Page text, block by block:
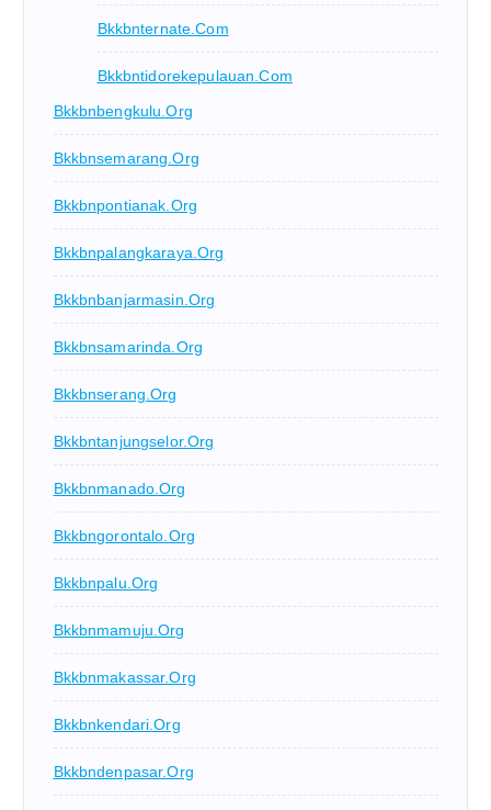
Bkkbnternate.com
Bkkbntidorekepulauan.com
Bkkbnbengkulu.org
Bkkbnsemarang.org
Bkkbnpontianak.org
Bkkbnpalangkaraya.org
Bkkbnbanjarmasin.org
Bkkbnsamarinda.org
Bkkbnserang.org
Bkkbntanjungselor.org
Bkkbnmanado.org
Bkkbngorontalo.org
Bkkbnpalu.org
Bkkbnmamuju.org
Bkkbnmakassar.org
Bkkbnkendari.org
Bkkbndenpasar.org